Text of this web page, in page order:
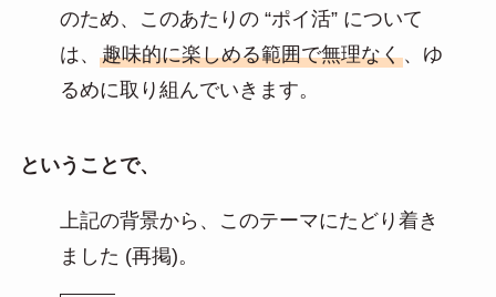
のため、このあたりの “ポイ活” について
は、 趣味的に楽しめる範囲で無理なく、ゆ
るめに取り組んでいきます。
ということで、
上記の背景から、このテーマにたどり着き
ました (再掲)。